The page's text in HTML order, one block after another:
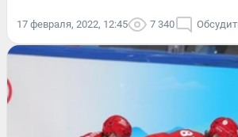
17 февраля, 2022, 12:45 7 340